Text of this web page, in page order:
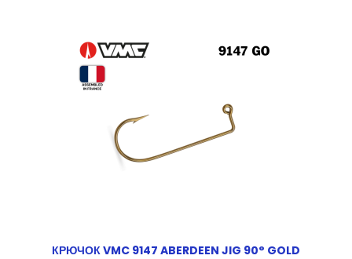
КРЮЧОК VMC 9147 ABERDEEN JIG 90° GOLD